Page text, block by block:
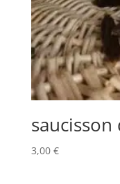
3,00 €